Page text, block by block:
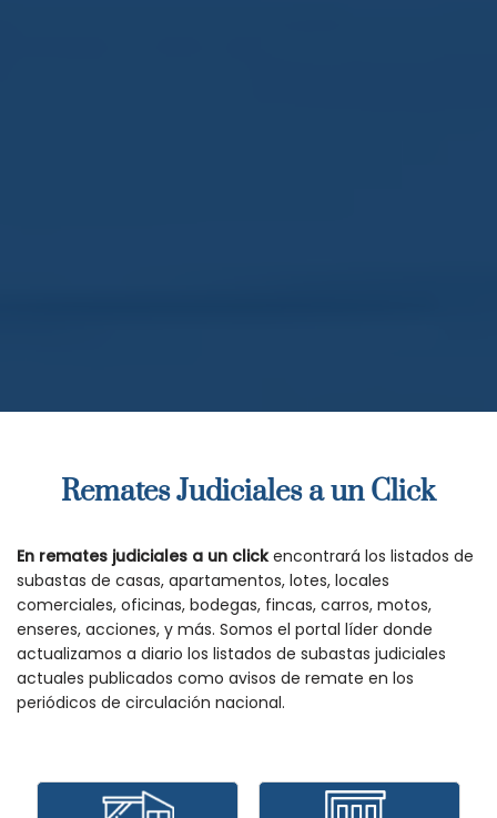
Remates Judiciales a un Click
En remates judiciales a un clickencontrará los listados de
subastas de casas, apartamentos, lotes, locales
comerciales, oficinas, bodegas, fincas, carros, motos,
enseres, acciones, y más. Somos el portal líder donde
actualizamos a diario los listados de subastas judiciales
actuales publicados como avisos de remate en los
periódicos de circulación nacional.